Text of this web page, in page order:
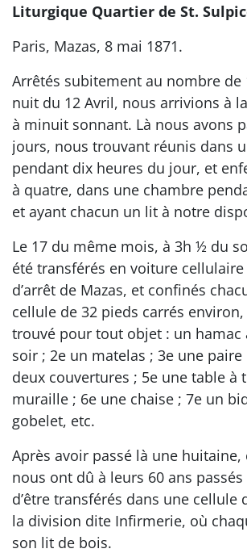
Liturgique Quartier de St.
Paris, Mazas, 8 mai 1871.
Arrêtés subitement au nombre de
nuit du 12 Avril, nous arrivions à
à minuit sonnant. Là nous avons
jours, nous trouvant réunis dans
pendant dix heures du jour, et
à quatre, dans une chambre
et ayant chacun un lit à notre
Le 17 du même mois, à 3h ½ du
été transférés en voiture
d’arrêt de Mazas, et confinés
cellule de 32 pieds carrés
trouvé pour tout objet : un hamac
soir ; 2e un matelas ; 3e une paire
deux couvertures ; 5e une table à
muraille ; 6e une chaise ; 7e un
gobelet, etc.
Après avoir passé là une huitaine,
nous ont dû à leurs 60 ans
d’être transférés dans une cellule
la division dite Infirmerie, où
son lit de bois.